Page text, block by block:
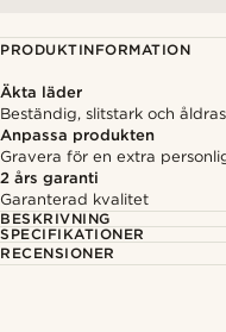
PRODUKTINFORMATION
Äkta läder
Beständig, slitstark och
Anpassa produkten
Gravera för en extra
2 års garanti
Garanterad kvalitet
BESKRIVNING
SPECIFIKATIONER
RECENSIONER